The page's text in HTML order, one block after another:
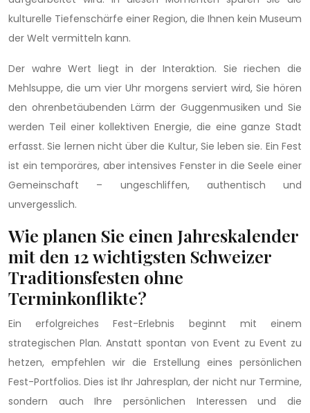
kulturelle Tiefenschärfe einer Region, die Ihnen kein Museum
der Welt vermitteln kann.
Der wahre Wert liegt in der Interaktion. Sie riechen die
Mehlsuppe, die um vier Uhr morgens serviert wird, Sie hören
den ohrenbetäubenden Lärm der Guggenmusiken und Sie
werden Teil einer kollektiven Energie, die eine ganze Stadt
erfasst. Sie lernen nicht über die Kultur, Sie leben sie. Ein Fest
ist ein temporäres, aber intensives Fenster in die Seele einer
Gemeinschaft – ungeschliffen, authentisch und
unvergesslich.
Wie planen Sie einen Jahreskalender
mit den 12 wichtigsten Schweizer
Traditionsfesten ohne
Terminkonflikte?
Ein erfolgreiches Fest-Erlebnis beginnt mit einem
strategischen Plan. Anstatt spontan von Event zu Event zu
hetzen, empfehlen wir die Erstellung eines persönlichen
Fest-Portfolios. Dies ist Ihr Jahresplan, der nicht nur Termine,
sondern auch Ihre persönlichen Interessen und die